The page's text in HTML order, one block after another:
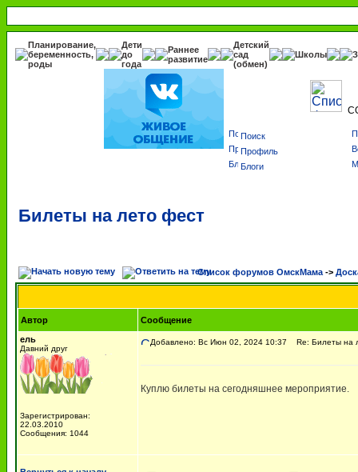
Планирование,
беременность,
роды
Дети
до
года
Раннее
развитие
Детский
сад
(обмен)
Школы
Поиск
Профиль
Блоги
Билеты на лето фест
Список форумов ОмскМама ->
Автор
Сообщение
ель
Давний друг
Зарегистрирован:
22.03.2010
Сообщения: 1044
Добавлено: Вс Июн 02, 2024 10:37 Re: Билеты на
Куплю билеты на сегодняшнее мероприятие.